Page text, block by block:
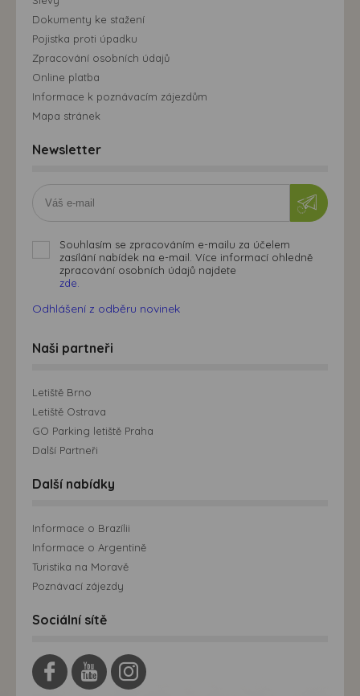
Dokumenty ke stažení
Pojistka proti úpadku
Zpracování osobních údajů
Online platba
Informace k poznávacím zájezdům
Mapa stránek
Newsletter
Souhlasím se zpracováním e-mailu za účelem
zasílání nabídek na e-mail. Více informací ohledně
zpracování osobních údajů najdete
zde.
Odhlášení z odběru novinek
Naši partneři
Letiště Brno
Letiště Ostrava
GO Parking letiště Praha
Další Partneři
Další nabídky
Informace o Brazílii
Informace o Argentině
Turistika na Moravě
Poznávací zájezdy
Sociální sítě